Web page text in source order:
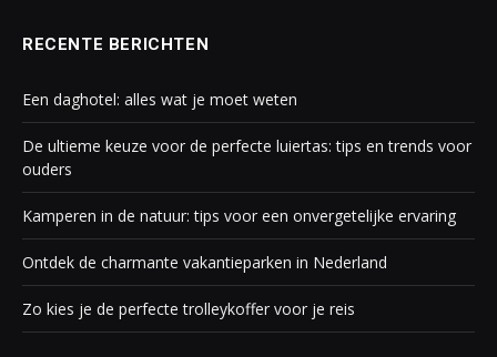
RECENTE BERICHTEN
Een daghotel: alles wat je moet weten
De ultieme keuze voor de perfecte luiertas: tips en trends voor
ouders
Kamperen in de natuur: tips voor een onvergetelijke ervaring
Ontdek de charmante vakantieparken in Nederland
Zo kies je de perfecte trolleykoffer voor je reis